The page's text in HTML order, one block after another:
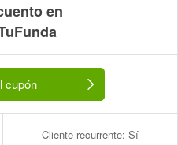
en
cupón
Cliente recurrente: Sí